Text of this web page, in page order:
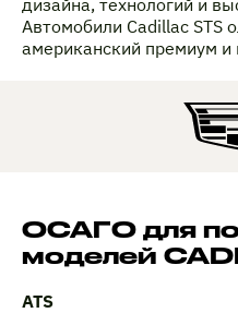
Автомобили Cadillac STS
американский премиум и
ОСАГО для
моделей
ATS